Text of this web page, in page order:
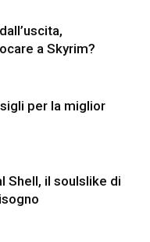
a Skyrim?
per la miglior
Shell, il soulslike di